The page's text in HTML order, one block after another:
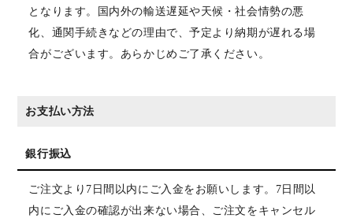
となります。国内外の輸送遅延や天候・社会情勢の悪
化、通関手続きなどの理由で、予定より納期が遅れる場
合がございます。あらかじめご了承ください。
お支払い方法
銀行振込
ご注文より7日間以内にご入金をお願いします。7日間以
内にご入金の確認が出来ない場合、ご注文をキャンセル